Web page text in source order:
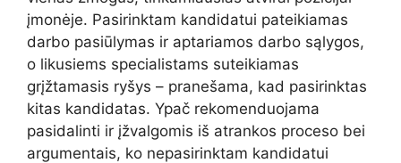
įmonėje. Pasirinktam kandidatui pateikiamas
darbo pasiūlymas ir aptariamos darbo sąlygos,
o likusiems specialistams suteikiamas
grįžtamasis ryšys – pranešama, kad pasirinktas
kitas kandidatas. Ypač rekomenduojama
pasidalinti ir įžvalgomis iš atrankos proceso bei
argumentais, ko nepasirinktam kandidatui